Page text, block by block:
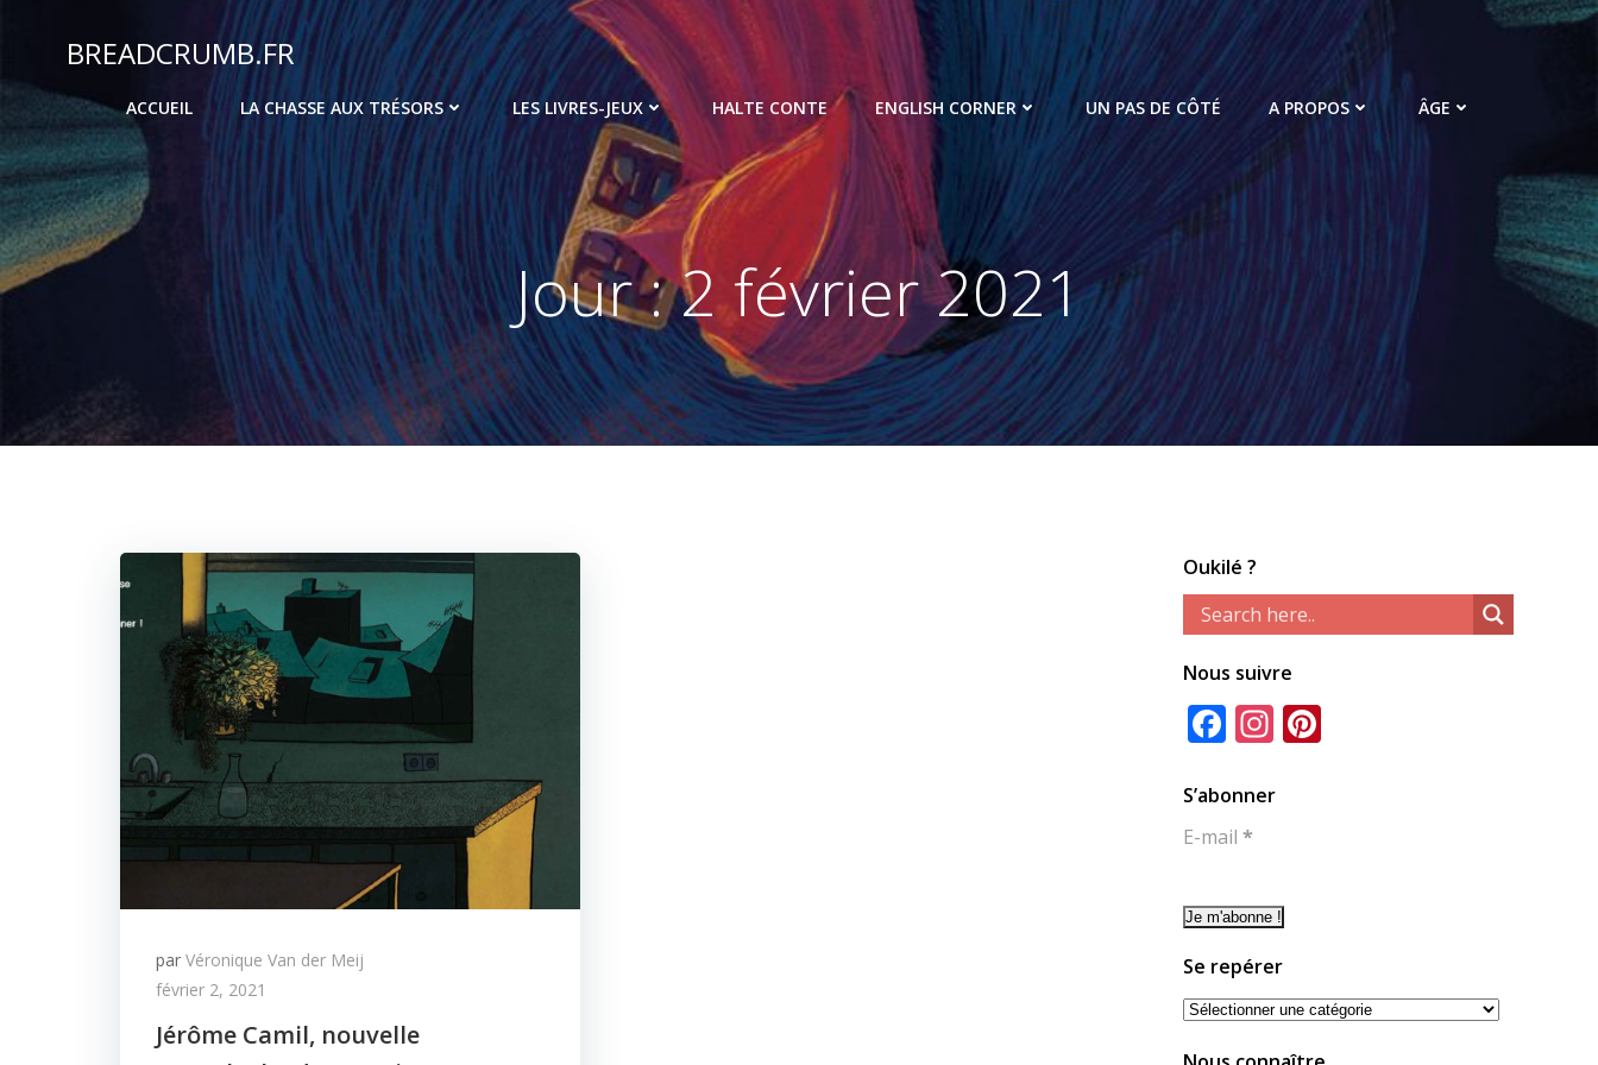
contenuBREADCRUMB.FR
ACCUEIL LA CHASSE AUX TRÉSORS LES LIVRES-JEUX HALTE CONTE ENGLISH CORNER UN PAS DE CÔTÉ A PROPOS ÂGE
Jour :2 février 2021
par Véronique Van der Meij
février 2, 2021
Jérôme Camil, nouvelle
Oukilé ?
Nous suivre
Facebook
Instagram
S’abonner
E-mail *
Se repérer
Se